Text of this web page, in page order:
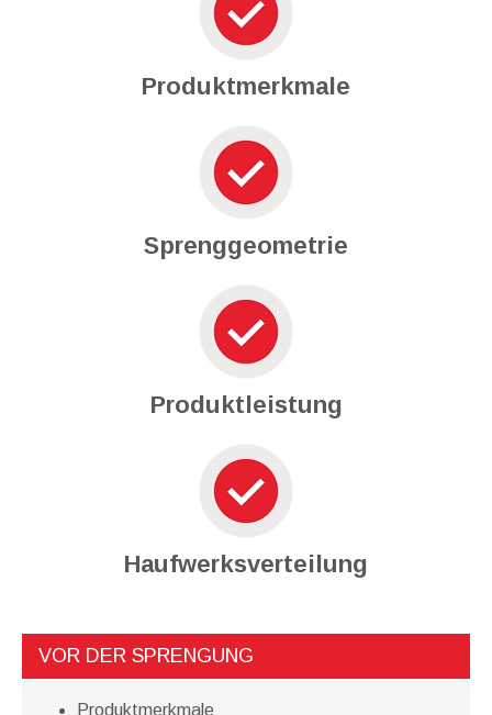
Produktmerkmale
Sprenggeometrie
Produktleistung
Haufwerksverteilung
VOR DER SPRENGUNG
Produktmerkmale